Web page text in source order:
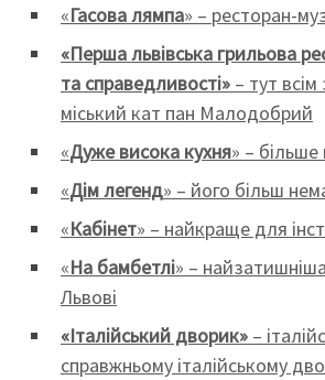
«Гасовалямпа» – ресторан-
«Перша львівська грильова
та справедливості» – тут
міський кат пан Малодобрий
«Дуже висока кухня» –
«Дім легенд» – його більш
«Кабінет» – найкраще для
«На бамбетлі» –
Львові
«Італійський дворик» –
справжньому італійському